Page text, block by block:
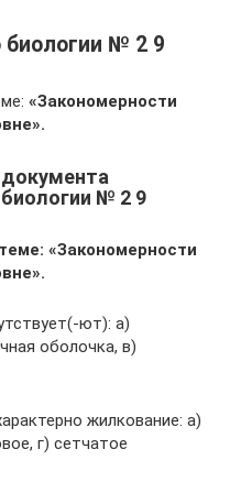
биологии № 2 9
«Закономерности
№ 2 9
«Закономерности
ют): а)
оболочка, в)
жилкование: а)
г) сетчатое